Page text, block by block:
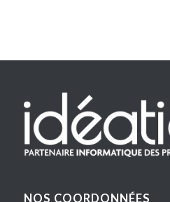
NOS COORDONNÉES